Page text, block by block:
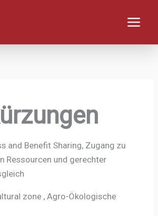
and Benefit Sharing, Zugang zu
Ressourcen und gerechter
zone , Agro-Ökologische